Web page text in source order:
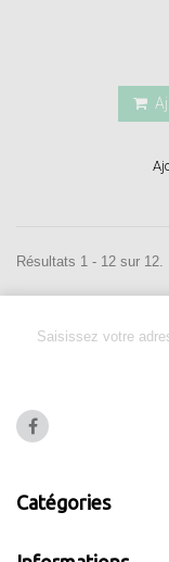
Résultats 1 - 12 sur 12.
Catégories